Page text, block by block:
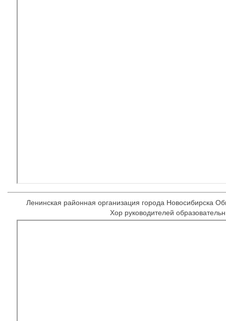
Ленинская районная организация города Новосибирска
Хор руководителей